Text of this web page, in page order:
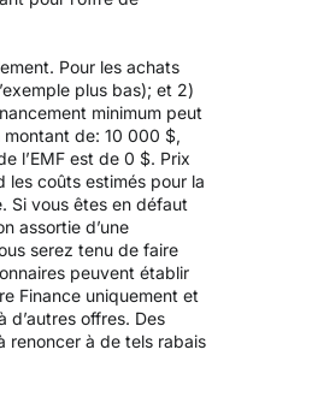
Pour les achats
plus bas); et 2)
minimum peut
montant de: 10 000 $,
l’EMF est de 0 $. Prix
coûts estimés pour la
Si vous êtes en défaut
assortie d’une
serez tenu de faire
peuvent établir
Finance uniquement et
offres. Des
renoncer à de tels rabais